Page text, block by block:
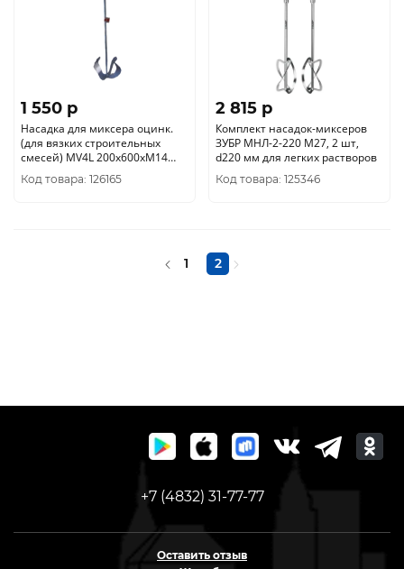
1 550 p
Насадка для миксера оцинк.
(для вязких строительных
смесей) MV4L 200х600xM14
"SKYWER"
Код товара: 126165
2 815 p
Комплект насадок-миксеров
ЗУБР МНЛ-2-220 М27, 2 шт,
d220 мм для легких растворов
Код товара: 125346
1 2
+7 (4832) 31-77-77
Оставить отзыв